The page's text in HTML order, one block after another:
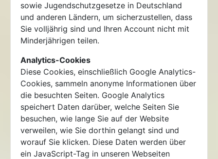
sowie Jugendschutzgesetze in Deutschland
und anderen Ländern, um sicherzustellen, dass
Sie volljährig sind und Ihren Account nicht mit
Minderjährigen teilen.
Analytics-Cookies
Diese Cookies, einschließlich Google Analytics-
Cookies, sammeln anonyme Informationen über
die besuchten Seiten. Google Analytics
speichert Daten darüber, welche Seiten Sie
besuchen, wie lange Sie auf der Website
verweilen, wie Sie dorthin gelangt sind und
worauf Sie klicken. Diese Daten werden über
ein JavaScript-Tag in unseren Webseiten